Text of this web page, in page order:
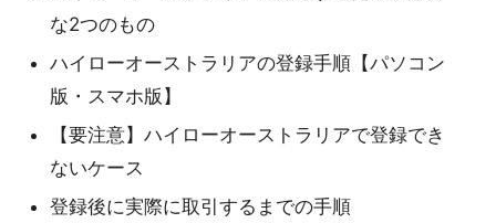
な2つのもの
ハイローオーストラリアの登録手順【パソコン
版・スマホ版】
【要注意】ハイローオーストラリアで登録でき
ないケース
登録後に実際に取引するまでの手順